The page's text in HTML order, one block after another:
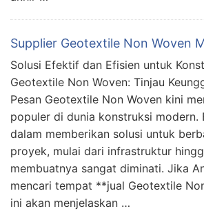
Supplier Geotextile Non Woven
Solusi Efektif dan Efisien untuk
Geotextile Non Woven: Tinjau
Pesan Geotextile Non Woven kini
populer di dunia konstruksi modern.
dalam memberikan solusi untuk
proyek, mulai dari infrastruktur
membuatnya sangat diminati. Jika
mencari tempat **jual Geotextile
ini akan menjelaskan …